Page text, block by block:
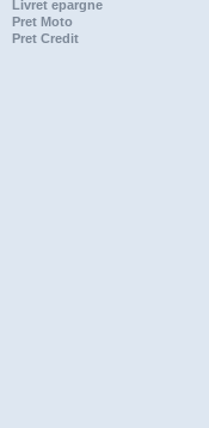
Livret epargne
Pret Moto
Pret Credit